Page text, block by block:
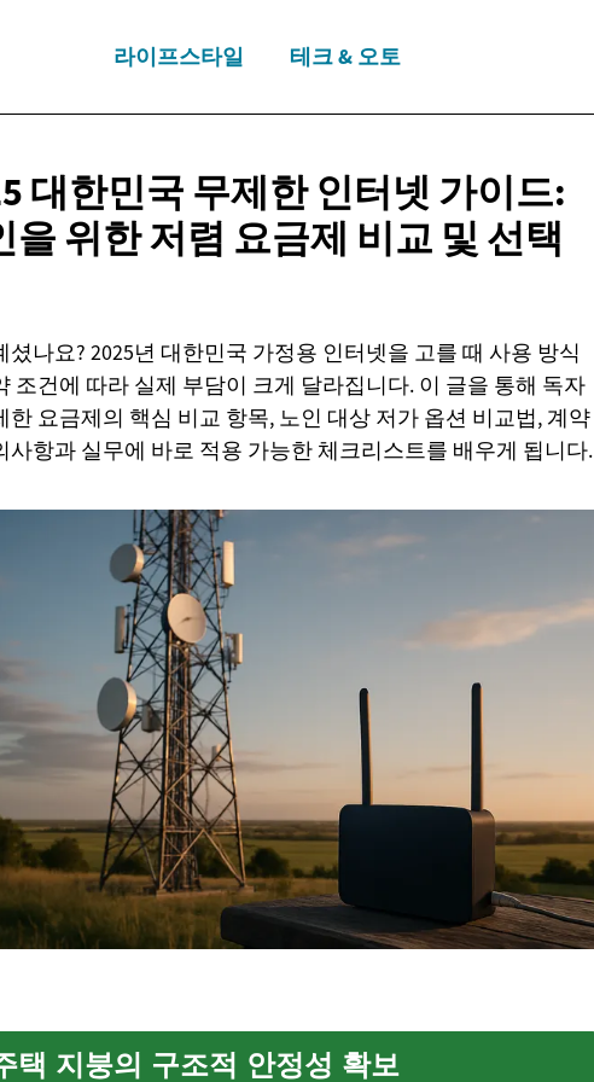
라이프스타일 테크 & 오토
대한민국 무제한 인터넷 가이드:
을 위한 저렴 요금제 비교 및 선택
셨나요? 2025년 대한민국 가정용 인터넷을 고를 때 사용 방식
조건에 따라 실제 부담이 크게 달라집니다. 이 글을 통해 독자
한 요금제의 핵심 비교 항목, 노인 대상 저가 옵션 비교법, 계약
사항과 실무에 바로 적용 가능한 체크리스트를 배우게 됩니다.
택 지붕의 구조적 안정성 확보